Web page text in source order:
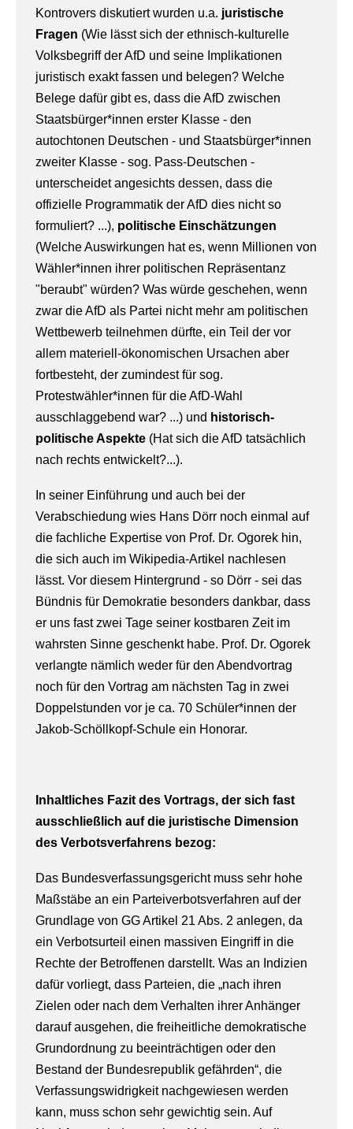
Kontrovers diskutiert wurden u.a. juristische
Fragen (Wie lässt sich der ethnisch-kulturelle
Volksbegriff der AfD und seine Implikationen
juristisch exakt fassen und belegen? Welche
Belege dafür gibt es, dass die AfD zwischen
Staatsbürger*innen erster Klasse - den
autochtonen Deutschen - und Staatsbürger*innen
zweiter Klasse - sog. Pass-Deutschen -
unterscheidet angesichts dessen, dass die
offizielle Programmatik der AfD dies nicht so
formuliert? ...), politische Einschätzungen
(Welche Auswirkungen hat es, wenn Millionen von
Wähler*innen ihrer politischen Repräsentanz
"beraubt" würden? Was würde geschehen, wenn
zwar die AfD als Partei nicht mehr am politischen
Wettbewerb teilnehmen dürfte, ein Teil der vor
allem materiell-ökonomischen Ursachen aber
fortbesteht, der zumindest für sog.
Protestwähler*innen für die AfD-Wahl
ausschlaggebend war? ...) und historisch-
politische Aspekte (Hat sich die AfD tatsächlich
nach rechts entwickelt?...).
In seiner Einführung und auch bei der
Verabschiedung wies Hans Dörr noch einmal auf
die fachliche Expertise von Prof. Dr. Ogorek hin,
die sich auch im Wikipedia-Artikel nachlesen
lässt. Vor diesem Hintergrund - so Dörr - sei das
Bündnis für Demokratie besonders dankbar, dass
er uns fast zwei Tage seiner kostbaren Zeit im
wahrsten Sinne geschenkt habe. Prof. Dr. Ogorek
verlangte nämlich weder für den Abendvortrag
noch für den Vortrag am nächsten Tag in zwei
Doppelstunden vor je ca. 70 Schüler*innen der
Jakob-Schöllkopf-Schule ein Honorar.
Inhaltliches Fazit des Vortrags, der sich fast
ausschließlich auf die juristische Dimension
des Verbotsverfahrens bezog:
Das Bundesverfassungsgericht muss sehr hohe
Maßstäbe an ein Parteiverbotsverfahren auf der
Grundlage von GG Artikel 21 Abs. 2 anlegen, da
ein Verbotsurteil einen massiven Eingriff in die
Rechte der Betroffenen darstellt. Was an Indizien
dafür vorliegt, dass Parteien, die „nach ihren
Zielen oder nach dem Verhalten ihrer Anhänger
darauf ausgehen, die freiheitliche demokratische
Grundordnung zu beeinträchtigen oder den
Bestand der Bundesrepublik gefährden“, die
Verfassungswidrigkeit nachgewiesen werden
kann, muss schon sehr gewichtig sein. Auf